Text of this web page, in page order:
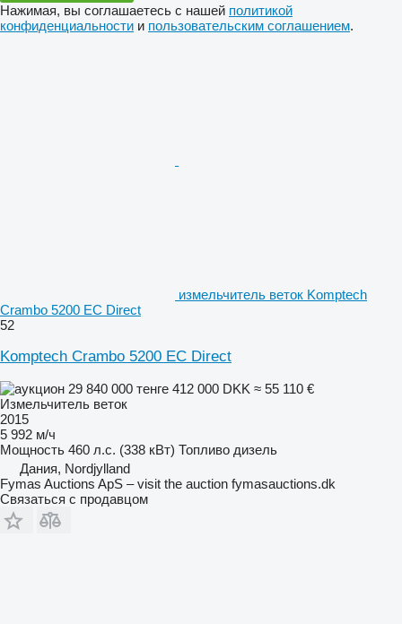
Нажимая, вы соглашаетесь с нашей политикой
конфиденциальности и пользовательским соглашением.
измельчитель веток Komptech
Crambo 5200 EC Direct
52
Komptech Crambo 5200 EC Direct
29 840 000 тенге 412 000 DKK ≈ 55 110 €
Измельчитель веток
2015
5 992 м/ч
Мощность 460 л.с. (338 кВт) Топливо дизель
Дания, Nordjylland
Fymas Auctions ApS – visit the auction fymasauctions.dk
Связаться с продавцом